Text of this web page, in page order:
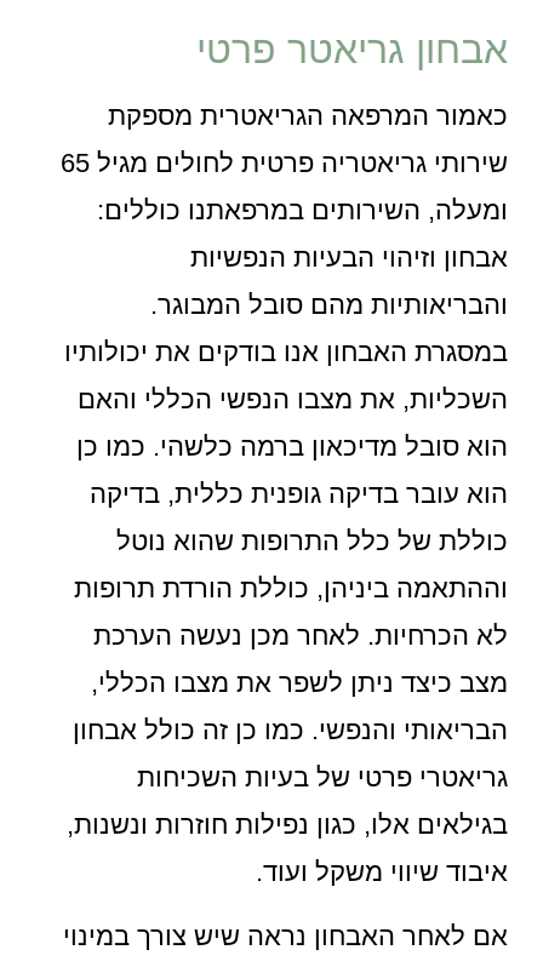
אבחון גריאטר פרטי
כאמור המרפאה הגריאטרית מספקת
שירותי גריאטריה פרטית לחולים מגיל 65
ומעלה, השירותים במרפאתנו כוללים:
אבחון וזיהוי הבעיות הנפשיות
והבריאותיות מהם סובל המבוגר.
במסגרת האבחון אנו בודקים את יכולותיו
השכליות, את מצבו הנפשי הכללי והאם
הוא סובל מדיכאון ברמה כלשהי. כמו כן
הוא עובר בדיקה גופנית כללית, בדיקה
כוללת של כלל התרופות שהוא נוטל
וההתאמה ביניהן, כוללת הורדת תרופות
לא הכרחיות. לאחר מכן נעשה הערכת
מצב כיצד ניתן לשפר את מצבו הכללי,
הבריאותי והנפשי. כמו כן זה כולל אבחון
גריאטרי פרטי של בעיות השכיחות
בגילאים אלו, כגון נפילות חוזרות ונשנות,
איבוד שיווי משקל ועוד.
אם לאחר האבחון נראה שיש צורך במינוי